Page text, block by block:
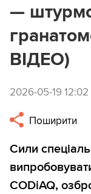
—
ВІДЕО)
2026-05-19 12:02
Поширити
Сили
CODiAQ,